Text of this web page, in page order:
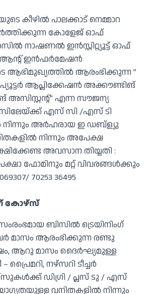
കീഴിൽ പാലക്കാട് നെമ്മാറ
കോളേജ് ഓഫ്
നാഷണൽ ഇൻസ്റ്റിറ്റ്യൂട്ട് ഓഫ്
ആന്റ് ഇൻഫർമേഷൻ
ആഭിമുഖ്യത്തിൽ ആരംഭിക്കുന്ന ”
ആപ്ലിക്കേഷൻ അക്കൗണ്ടിങ്
എന്ന സൗജന്യ
എസ് സി /എസ് ടി
നിന്നും അർഹരായ ഇ ഡബ്ള്യു
നിന്നും അപേക്ഷ
അവസാന തിയ്യതി :
ഫോമിനും മറ്റ് വിവരങ്ങൾക്കും
70253 36495
കോഴ്‌സ്
ബിസിൽ ട്രെയിനിംഗ്
മാസം ആരംഭിക്കുന്ന രണ്ടു
ആറു മാസം ദൈർഘ്യമുള്ള
– പ്രൈമറി, നഴ്‌സറി ടീച്ചർ
ഡിഗ്രി / പ്ലസ് ടു / എസ്
വനിതകളിൽ നിന്നും